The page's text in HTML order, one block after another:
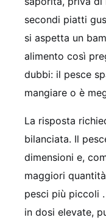
secondi piatti
si aspetta un
alimento così
dubbi: il pesce
mangiare o è
La risposta
bilanciata. Il
dimensioni e,
maggiori
pesci più piccoli
in dosi elevate,